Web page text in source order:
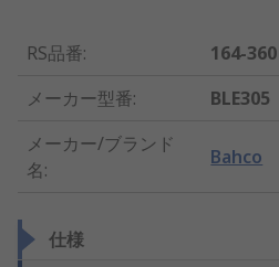
RS品番:
164-360
メーカー型番:
BLE305
メーカー/ブランド
名:
Bahco
仕様